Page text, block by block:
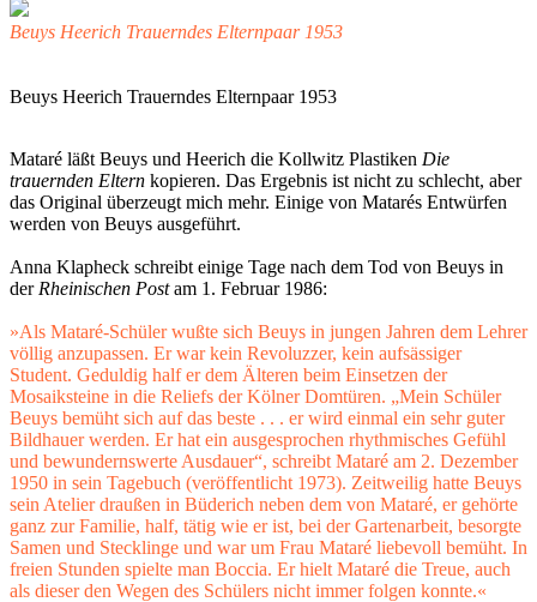
Beuys Heerich Trauerndes Elternpaar 1953
Beuys Heerich Trauerndes Elternpaar 1953
Mataré läßt Beuys und Heerich die Kollwitz Plastiken Die
trauernden Eltern kopieren. Das Ergebnis ist nicht zu schlecht, aber
das Original überzeugt mich mehr. Einige von Matarés Entwürfen
werden von Beuys ausgeführt.
Anna Klapheck schreibt einige Tage nach dem Tod von Beuys in
der Rheinischen Postam 1. Februar 1986:
»Als Mataré-Schüler wußte sich Beuys in jungen Jahren dem Lehrer
völlig anzupassen. Er war kein Revoluzzer, kein aufsässiger
Student. Geduldig half er dem Älteren beim Einsetzen der
Mosaiksteine in die Reliefs der Kölner Domtüren. „Mein Schüler
Beuys bemüht sich auf das beste . . . er wird einmal ein sehr guter
Bildhauer werden. Er hat ein ausgesprochen rhythmisches Gefühl
und bewundernswerte Ausdauer“, schreibt Mataré am 2. Dezember
1950 in sein Tagebuch (veröffentlicht 1973). Zeitweilig hatte Beuys
sein Atelier draußen in Büderich neben dem von Mataré, er gehörte
ganz zur Familie, half, tätig wie er ist, bei der Gartenarbeit, besorgte
Samen und Stecklinge und war um Frau Mataré liebevoll bemüht. In
freien Stunden spielte man Boccia. Er hielt Mataré die Treue, auch
als dieser den Wegen des Schülers nicht immer folgen konnte.«